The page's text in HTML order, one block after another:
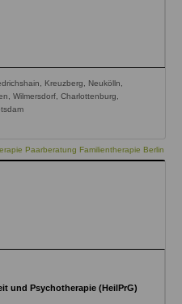
Kreuzberg, Neukölln,
Wilmersdorf, Charlottenburg,
Paarberatung Familientherapie Berlin
und Psychotherapie (HeilPrG)